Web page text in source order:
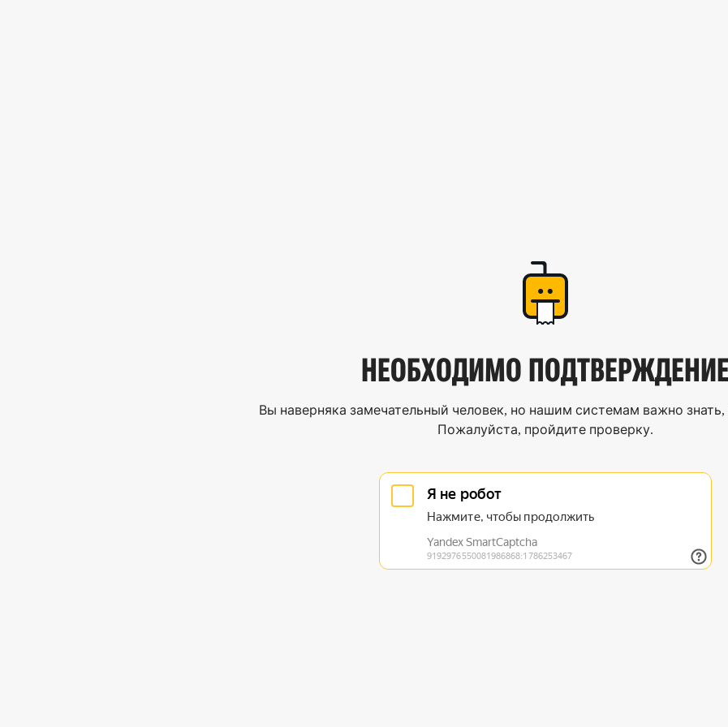
НЕОБХОДИМО ПОДТВЕРЖДЕНИЕ
Вы наверняка замечательный человек, но нашим системам важно знать,
Пожалуйста, пройдите проверку.